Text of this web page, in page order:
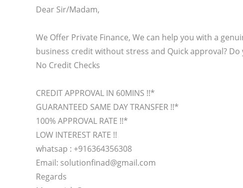
Dear Sir/Madam,
We Offer Private Finance, We can help you with a
business credit without stress and Quick approval?
No Credit Checks
CREDIT APPROVAL IN 60MINS !!*
GUARANTEED SAME DAY TRANSFER !!*
100% APPROVAL RATE !!*
LOW INTEREST RATE !!
whatsap : +916364356308
Email: solutionfinad@gmail.com
Regards